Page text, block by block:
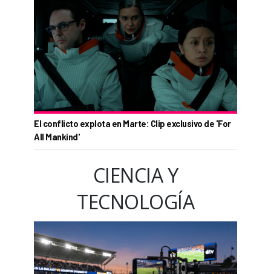
El conflicto explota en Marte: Clip exclusivo de 'For
All Mankind'
CIENCIA Y
TECNOLOGÍA